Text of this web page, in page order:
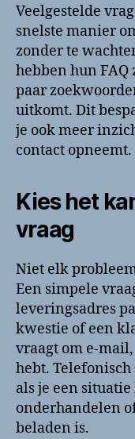
Veelgestelde
snelste manier
zonder te
hebben hun FAQ
paar
uitkomt. Dit
je ook meer
contact opneemt.
Kies het
vraag
Niet elk
Een simpele
leveringsadres
kwestie of een
vraagt om e-
hebt.
als je een
onderhandelen
beladen is.